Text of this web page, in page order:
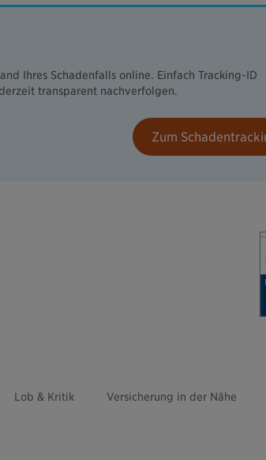
Ihres Schadenfalls online. Einfach Tracking-ID
transparent nachverfolgen.
Zum
Lob & Kritik Versicherung in der Nähe